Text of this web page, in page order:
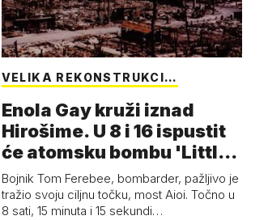
VELIKA REKONSTRUKCI…
Enola Gay kruži iznad
Hirošime. U 8 i 16 ispustit
će atomsku bombu 'Little
Boy'
Bojnik Tom Ferebee, bombarder, pažljivo je
tražio svoju ciljnu točku, most Aioi. Točno u
8 sati, 15 minuta i 15 sekundi…